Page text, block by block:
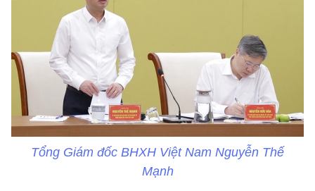
Tổng Giám đốc BHXH Việt Nam Nguyễn Thế
Mạnh